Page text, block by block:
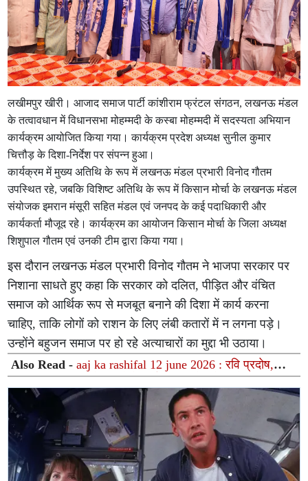
लखीमपुर खीरी। आजाद समाज पार्टी कांशीराम फ्रंटल संगठन, लखनऊ मंडल
के तत्वावधान में विधानसभा मोहम्मदी के कस्बा मोहम्मदी में सदस्यता अभियान
कार्यक्रम आयोजित किया गया। कार्यक्रम प्रदेश अध्यक्ष सुनील कुमार
चित्तौड़ के दिशा-निर्देश पर संपन्न हुआ।
कार्यक्रम में मुख्य अतिथि के रूप में लखनऊ मंडल प्रभारी विनोद गौतम
उपस्थित रहे, जबकि विशिष्ट अतिथि के रूप में किसान मोर्चा के लखनऊ मंडल
संयोजक इमरान मंसूरी सहित मंडल एवं जनपद के कई पदाधिकारी और
कार्यकर्ता मौजूद रहे। कार्यक्रम का आयोजन किसान मोर्चा के जिला अध्यक्ष
शिशुपाल गौतम एवं उनकी टीम द्वारा किया गया।
इस दौरान लखनऊ मंडल प्रभारी विनोद गौतम ने भाजपा सरकार पर
निशाना साधते हुए कहा कि सरकार को दलित, पीड़ित और वंचित
समाज को आर्थिक रूप से मजबूत बनाने की दिशा में कार्य करना
चाहिए, ताकि लोगों को राशन के लिए लंबी कतारों में न लगना पड़े।
उन्होंने बहुजन समाज पर हो रहे अत्याचारों का मुद्दा भी उठाया।
Also Read -aaj ka rashifal 12 june 2026 : रवि प्रदोष,
मासिक शिवरात्रि और ग्रहों के दुर्लभ महासंयोग से चमकेगा इन 12
राशियों का भाग्य